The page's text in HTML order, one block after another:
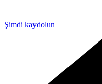
Şimdi kaydolun